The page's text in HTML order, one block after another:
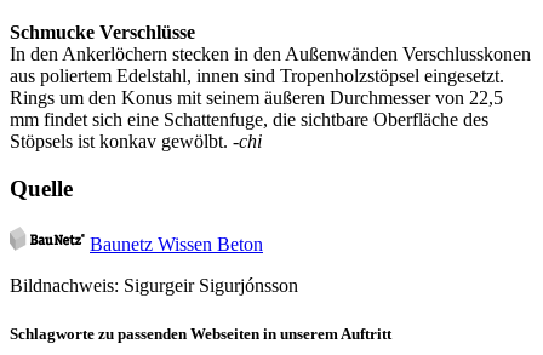
Schmucke Verschlüsse
In den Ankerlöchern stecken in den Außenwänden Verschlusskonen
aus poliertem Edelstahl, innen sind Tropenholzstöpsel eingesetzt.
Rings um den Konus mit seinem äußeren Durchmesser von 22,5
mm findet sich eine Schattenfuge, die sichtbare Oberfläche des
Stöpsels ist konkav gewölbt. -chi
Quelle
Baunetz Wissen Beton
Bildnachweis: Sigurgeir Sigurjónsson
Schlagworte zu passenden Webseiten in unserem Auftritt